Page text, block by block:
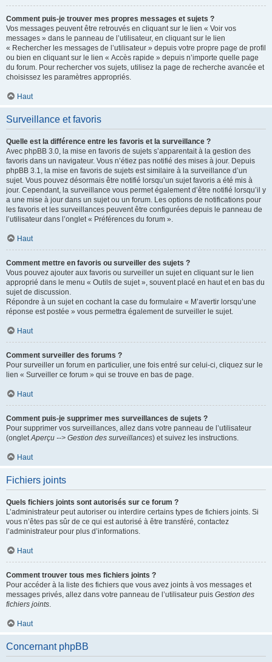
Comment puis-je trouver mes propres messages et sujets ?
Vos messages peuvent être retrouvés en cliquant sur le lien « Voir vos
messages » dans le panneau de l’utilisateur, en cliquant sur le lien
« Rechercher les messages de l’utilisateur » depuis votre propre page de profil
ou bien en cliquant sur le lien « Accès rapide » depuis n’importe quelle page
du forum. Pour rechercher vos sujets, utilisez la page de recherche avancée et
choisissez les paramètres appropriés.
Haut
Surveillance et favoris
Quelle est la différence entre les favoris et la surveillance ?
Avec phpBB 3.0, la mise en favoris de sujets s’apparentait à la gestion des
favoris dans un navigateur. Vous n’étiez pas notifié des mises à jour. Depuis
phpBB 3.1, la mise en favoris de sujets est similaire à la surveillance d’un
sujet. Vous pouvez désormais être notifié lorsqu’un sujet favoris a été mis à
jour. Cependant, la surveillance vous permet également d’être notifié lorsqu’il y
a une mise à jour dans un sujet ou un forum. Les options de notifications pour
les favoris et les surveillances peuvent être configurées depuis le panneau de
l’utilisateur dans l’onglet « Préférences du forum ».
Haut
Comment mettre en favoris ou surveiller des sujets ?
Vous pouvez ajouter aux favoris ou surveiller un sujet en cliquant sur le lien
approprié dans le menu « Outils de sujet », souvent placé en haut et en bas du
sujet de discussion.
Répondre à un sujet en cochant la case du formulaire « M’avertir lorsqu’une
réponse est postée » vous permettra également de surveiller le sujet.
Haut
Comment surveiller des forums ?
Pour surveiller un forum en particulier, une fois entré sur celui-ci, cliquez sur le
lien « Surveiller ce forum » qui se trouve en bas de page.
Haut
Comment puis-je supprimer mes surveillances de sujets ?
Pour supprimer vos surveillances, allez dans votre panneau de l’utilisateur
(ongletAperçu --> Gestion des surveillances) et suivez les instructions.
Haut
Fichiers joints
Quels fichiers joints sont autorisés sur ce forum ?
L’administrateur peut autoriser ou interdire certains types de fichiers joints. Si
vous n’êtes pas sûr de ce qui est autorisé à être transféré, contactez
l’administrateur pour plus d’informations.
Haut
Comment trouver tous mes fichiers joints ?
Pour accéder à la liste des fichiers que vous avez joints à vos messages et
messages privés, allez dans votre panneau de l’utilisateur puis Gestion des
fichiers joints.
Haut
Concernant phpBB